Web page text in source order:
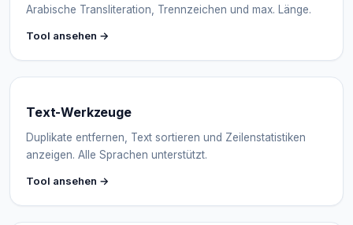
Arabische Transliteration, Trennzeichen und max. Länge.
Tool ansehen →
Text-Werkzeuge
Duplikate entfernen, Text sortieren und Zeilenstatistiken
anzeigen. Alle Sprachen unterstützt.
Tool ansehen →